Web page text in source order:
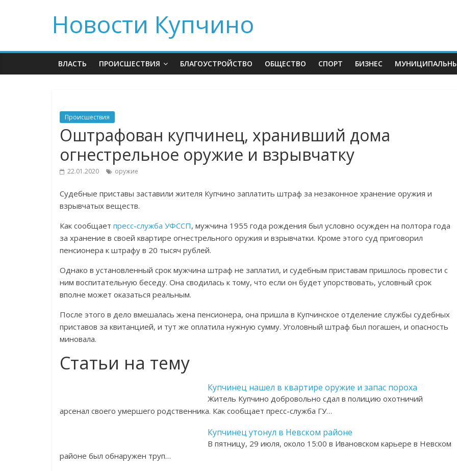
Новости Купчино
ВЛАСТЬ ПРОИСШЕСТВИЯ БЛАГОУСТРОЙСТВО ОБЩЕСТВО СПОРТ БИЗНЕС
Происшествия
Оштрафован купчинец, хранивший дома
огнестрельное оружие и взрывчатку
22.01.2020 оружие
Судебные приставы заставили жителя Купчино заплатить штраф за незаконное хранение оружия и
взрывчатых веществ.
Как сообщает пресс-служба УФССП, мужчина 1955 года рождения был условно осужден на полтора года
за хранение в своей квартире огнестрельного оружия и взрывчатки. Кроме этого суд приговорил
пенсионера к штрафу в 20 тысяч рублей.
Однако в установленный срок мужчина штраф не заплатил, и судебным приставам пришлось провести с
ним воспитательную беседу. Она сводилась к тому, что если он будет упорствовать, условный срок
вполне может оказаться реальным.
После этого в дело вмешалась жена пенсионера, она пришла в Купчинское отделение службы судебных
приставов за квитанцией, и тут же оплатила нужную сумму. Уголовный штраф был погашен, и опасность
миновала.
Статьи на тему
Купчинец нашел в квартире оружие и запас пороха
Житель Купчино добровольно сдал в полицию охотничий
арсенал своего умершего родственника. Как сообщает пресс-служба ГУ…
Купчинец утонул в Невском районе
В пятницу, 29 июля, около 15:00 в Ивановском карьере в Невском
районе был обнаружен труп…